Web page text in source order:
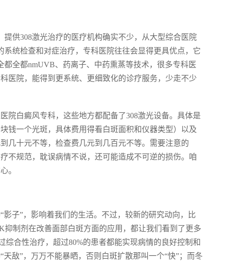
供308激光治疗的医疗机构确实不少，从大型综合医院
统检查和对症治疗，专科医院往往会显得更具优点，它
全都nmUVB、药离子、中药熏蒸等技术，很多专科医
医院，能得到更系统、更细致化的诊疗服务，少走不少
院白癜风专科，这些地方都配备了308激光设备。具体是
钱一个光斑，具体费用得看白斑面积和仪器类型）以及
几十元不等，检查费几元到几百元不等。需要注意的
不规范，耽误病情不说，还可能造成不可逆的损伤。咱
。
子”，影响着我们的生活。不过，较新的研究动向，比
制剂在改善面部白斑方面的应用，都让我们看到了更多
综合性治疗，超过80%的患者都能实现病情的良好控制和
敌”，万万不能暴晒，否则白斑扩散那叫一个“快”；而冬